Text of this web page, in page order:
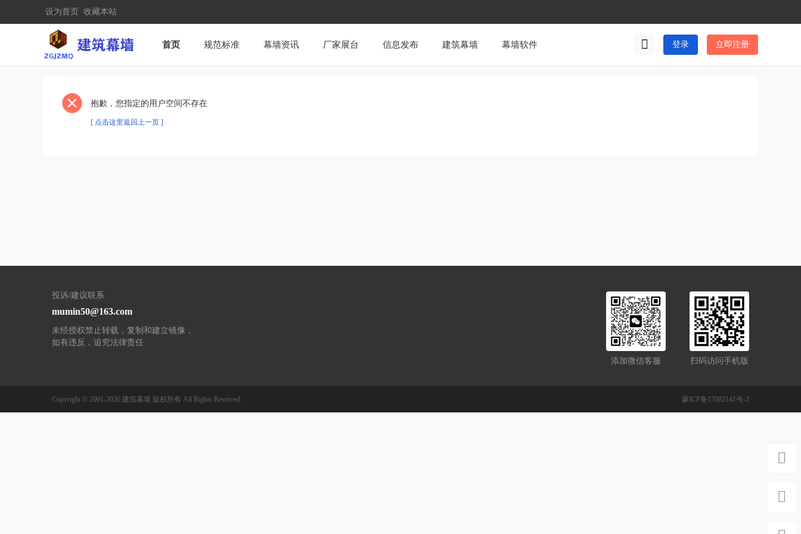
设为首页 收藏本站
首页 规范标准 幕墙资讯 厂家展台 信息发布 建筑幕墙 幕墙软件 登录 立即注册
抱歉，您指定的用户空间不存在
[ 点击这里返回上一页 ]
投诉/建议联系
mumin50@163.com
未经授权禁止转载，复制和建立镜像，
如有违反，追究法律责任
扫码访问手机版
添加微信客服
Copyright © 2001-2026 建筑幕墙 版权所有 All Rights Reserved. 蒙ICP备17002141号-2